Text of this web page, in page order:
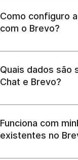
Como configuro
com o Brevo?
Quais dados são
Chat e Brevo?
Funciona com
existentes no